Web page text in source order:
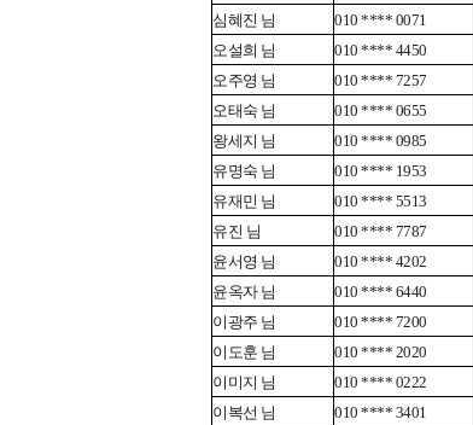
심혜진 님
010 **** 0071
오설희 님
010 **** 4450
오주영 님
010 **** 7257
오태숙 님
010 **** 0655
왕세지 님
010 **** 0985
유명숙 님
010 **** 1953
유재민 님
010 **** 5513
유진 님
010 **** 7787
윤서영 님
010 **** 4202
윤옥자 님
010 **** 6440
이광주 님
010 **** 7200
이도훈 님
010 **** 2020
이미지 님
010 **** 0222
이복선 님
010 **** 3401